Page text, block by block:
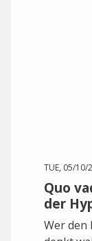
TUE, 05/10/
Quo
der
Wer den